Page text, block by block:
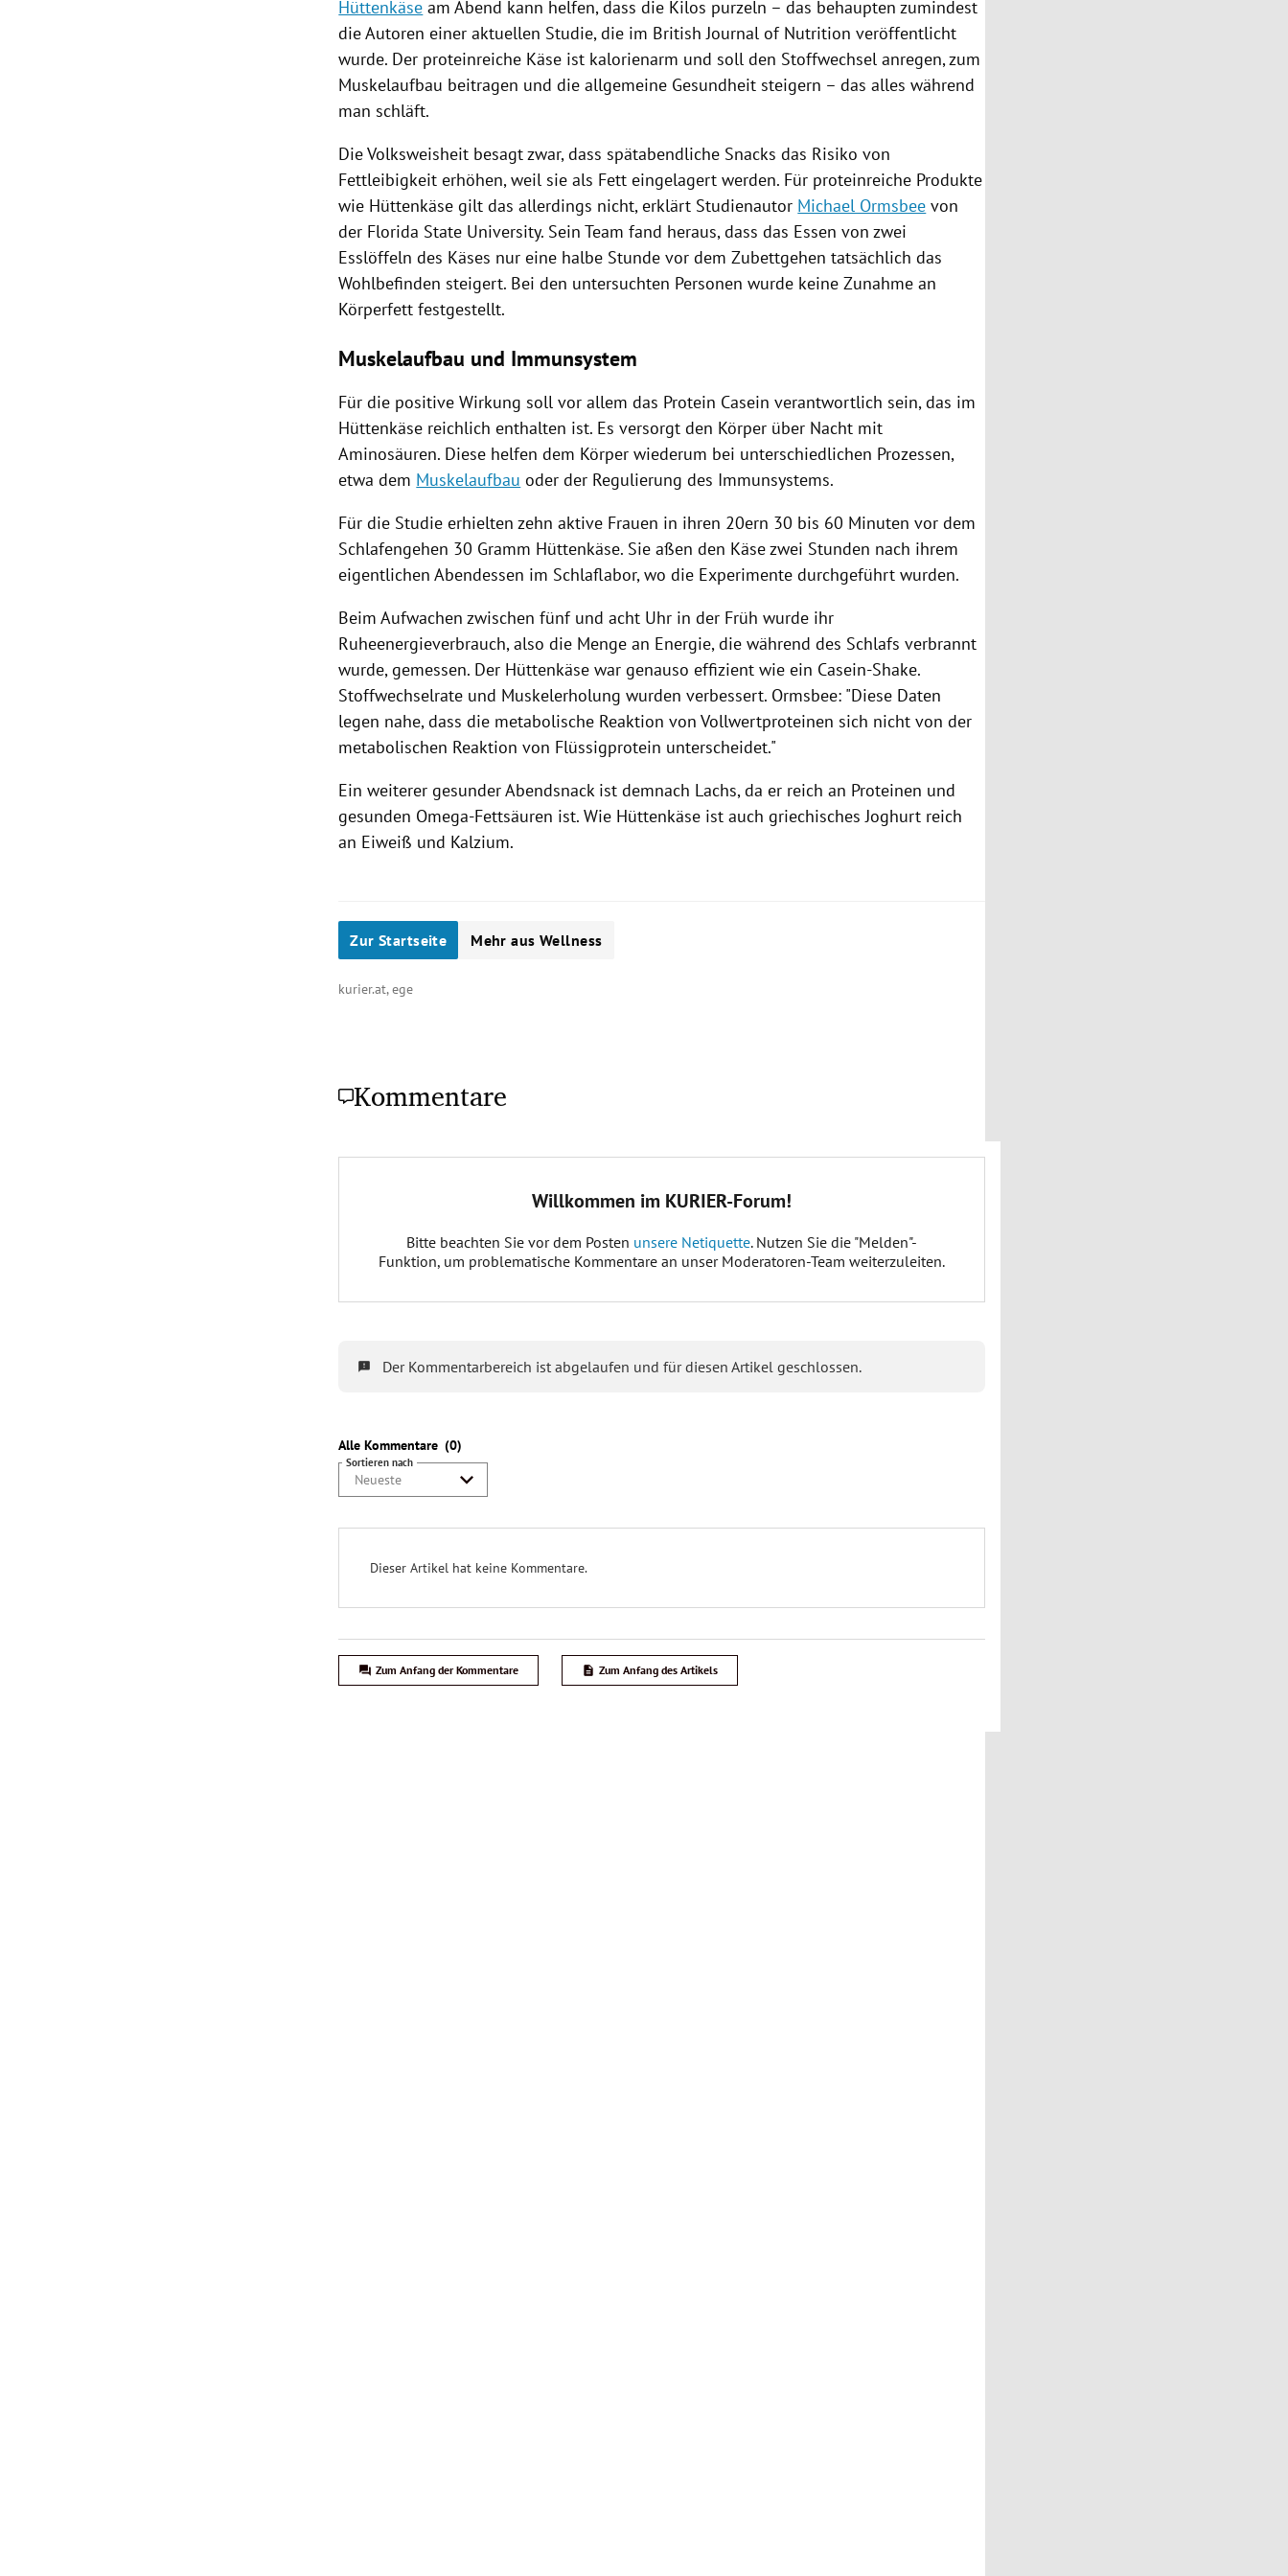
Hüttenkäse am Abend kann helfen, dass die Kilos purzeln – das behaupten zumindest
die Autoren einer aktuellen Studie, die im British Journal of Nutrition veröffentlicht
wurde. Der proteinreiche Käse ist kalorienarm und soll den Stoffwechsel anregen, zum
Muskelaufbau beitragen und die allgemeine Gesundheit steigern – das alles während
man schläft.
Die Volksweisheit besagt zwar, dass spätabendliche Snacks das Risiko von
Fettleibigkeit erhöhen, weil sie als Fett eingelagert werden. Für proteinreiche Produkte
wie Hüttenkäse gilt das allerdings nicht, erklärt Studienautor Michael Ormsbee von
der Florida State University. Sein Team fand heraus, dass das Essen von zwei
Esslöffeln des Käses nur eine halbe Stunde vor dem Zubettgehen tatsächlich das
Wohlbefinden steigert. Bei den untersuchten Personen wurde keine Zunahme an
Körperfett festgestellt.
Muskelaufbau und Immunsystem
Für die positive Wirkung soll vor allem das Protein Casein verantwortlich sein, das im
Hüttenkäse reichlich enthalten ist. Es versorgt den Körper über Nacht mit
Aminosäuren. Diese helfen dem Körper wiederum bei unterschiedlichen Prozessen,
etwa dem Muskelaufbau oder der Regulierung des Immunsystems.
Für die Studie erhielten zehn aktive Frauen in ihren 20ern 30 bis 60 Minuten vor dem
Schlafengehen 30 Gramm Hüttenkäse. Sie aßen den Käse zwei Stunden nach ihrem
eigentlichen Abendessen im Schlaflabor, wo die Experimente durchgeführt wurden.
Beim Aufwachen zwischen fünf und acht Uhr in der Früh wurde ihr
Ruheenergieverbrauch, also die Menge an Energie, die während des Schlafs verbrannt
wurde, gemessen. Der Hüttenkäse war genauso effizient wie ein Casein-Shake.
Stoffwechselrate und Muskelerholung wurden verbessert. Ormsbee: "Diese Daten
legen nahe, dass die metabolische Reaktion von Vollwertproteinen sich nicht von der
metabolischen Reaktion von Flüssigprotein unterscheidet."
Ein weiterer gesunder Abendsnack ist demnach Lachs, da er reich an Proteinen und
gesunden Omega-Fettsäuren ist. Wie Hüttenkäse ist auch griechisches Joghurt reich
an Eiweiß und Kalzium.
Zur Startseite Mehr aus Wellness
kurier.at, ege
Kommentare